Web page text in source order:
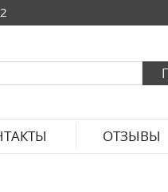
ОТЗЫВЫ